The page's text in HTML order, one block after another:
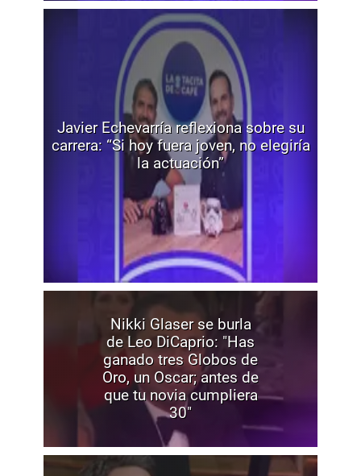
Javier Echevarría reflexiona sobre su
carrera: “Si hoy fuera joven, no elegiría
la actuación”
Nikki Glaser se burla
de Leo DiCaprio: "Has
ganado tres Globos de
Oro, un Oscar; antes de
que tu novia cumpliera
30"